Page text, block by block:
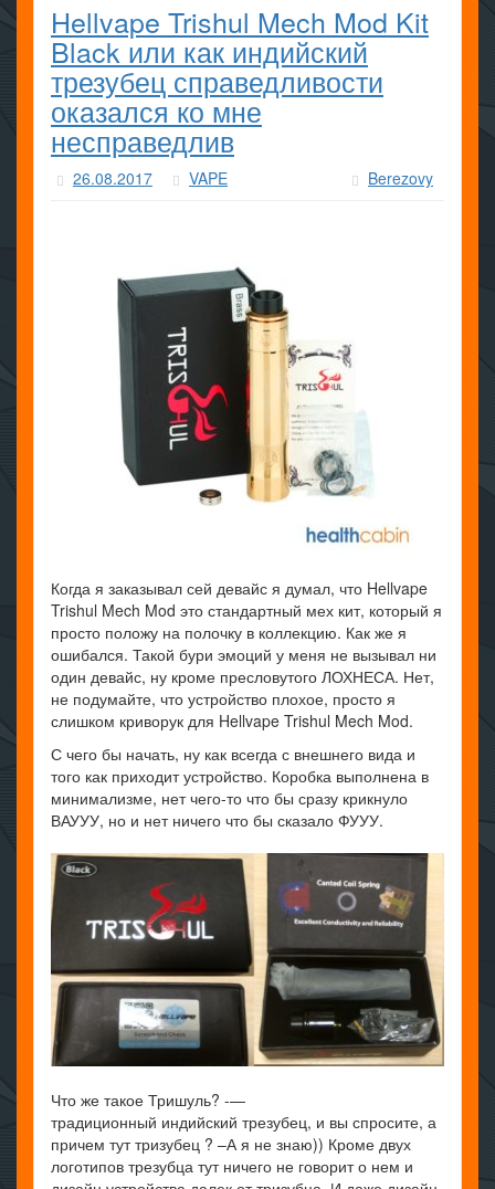
Hellvape Trishul Mech Mod Kit
Black или как индийский
трезубец справедливости
оказался ко мне
несправедлив
26.08.2017 VAPE Berezovy
Когда я заказывал сей девайс я думал, что Hellvape
Trishul Mech Mod это стандартный мех кит, который я
просто положу на полочку в коллекцию. Как же я
ошибался. Такой бури эмоций у меня не вызывал ни
один девайс, ну кроме пресловутого ЛОХНЕСА. Нет,
не подумайте, что устройство плохое, просто я
слишком криворук для Hellvape Trishul Mech Mod.
С чего бы начать, ну как всегда с внешнего вида и
того как приходит устройство. Коробка выполнена в
минимализме, нет чего-то что бы сразу крикнуло
ВАУУУ, но и нет ничего что бы сказало ФУУУ.
Что же такое Тришуль? -—
традиционный индийский трезубец, и вы спросите, а
причем тут тризубец ? –А я не знаю)) Кроме двух
логотипов трезубца тут ничего не говорит о нем и